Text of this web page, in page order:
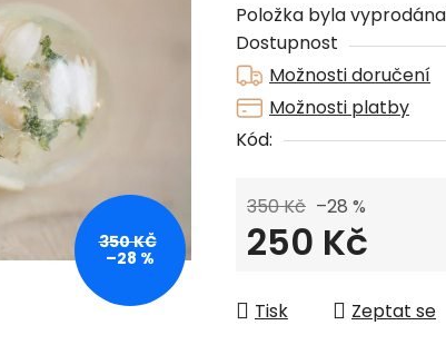
0,0
z
5
hvězdiček.
Položka byla
Dostupnost
Možnosti doručení
Možnosti platby
Kód:
350 Kč –28 %
250 Kč
Tisk
Zeptat se
350 KČ
–28 %